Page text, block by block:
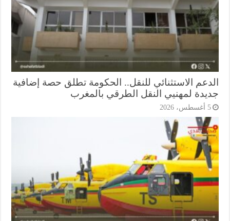
الاستثنائي للنقل.. الحكومة تطلق حصة إضافية
لمهنيي النقل الطرقي بالمغرب